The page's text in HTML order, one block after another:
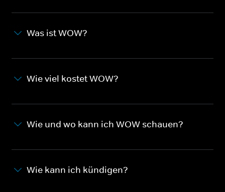
Was ist WOW?
Wie viel kostet WOW?
Wie und wo kann ich WOW schauen?
Wie kann ich kündigen?